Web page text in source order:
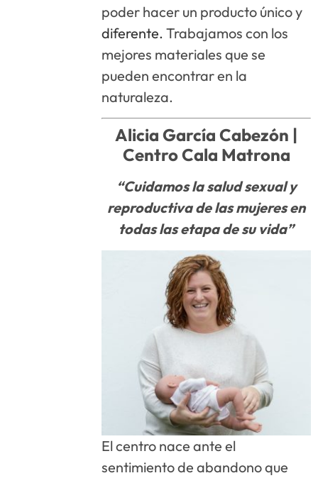
poder hacer un producto único y
diferente. Trabajamos con los
mejores materiales que se
pueden encontrar en la
naturaleza.
Alicia García Cabezón |
Centro Cala Matrona
“Cuidamos la salud sexual y
reproductiva de las mujeres en
todas las etapa de su vida”
El centro nace ante el
sentimiento de abandono que